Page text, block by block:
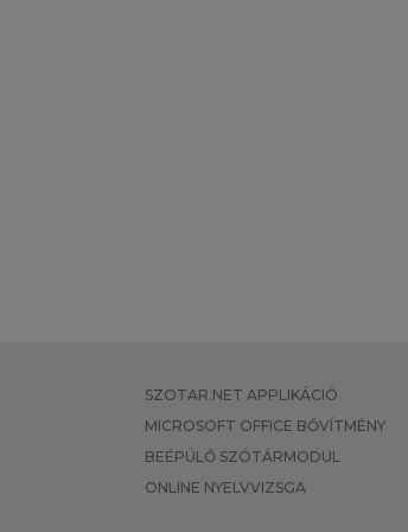
SZOTAR.NET APPLIKÁCIÓ
MICROSOFT OFFICE BŐVÍTMÉNY
BEÉPÜLŐ SZÓTÁRMODUL
ONLINE NYELVVIZSGA